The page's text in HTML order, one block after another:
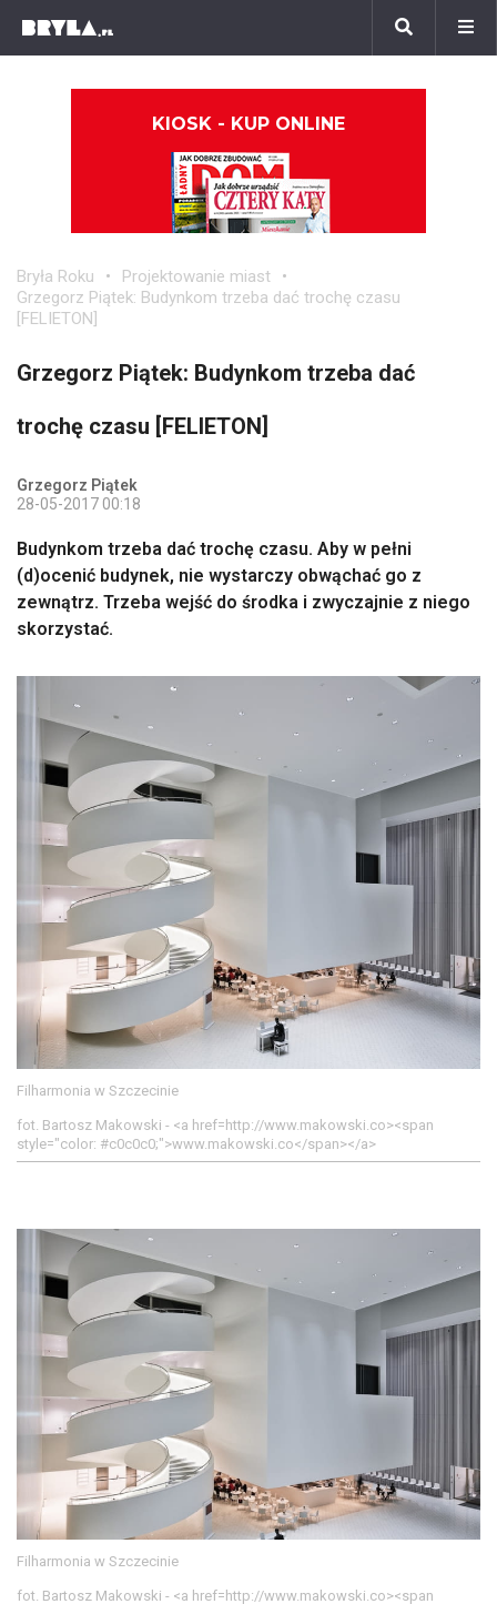
KIOSK - KUP ONLINE
Bryła Roku
Projektowanie miast
Grzegorz Piątek: Budynkom trzeba dać trochę czasu
[FELIETON]
Grzegorz Piątek: Budynkom trzeba dać
trochę czasu [FELIETON]
Grzegorz Piątek
28-05-2017 00:18
Budynkom trzeba dać trochę czasu. Aby w pełni
(d)ocenić budynek, nie wystarczy obwąchać go z
zewnątrz. Trzeba wejść do środka i zwyczajnie z niego
skorzystać.
Filharmonia w Szczecinie
fot. Bartosz Makowski - <a href=http://www.makowski.co><span
style="color: #c0c0c0;">www.makowski.co</span></a>
Filharmonia w Szczecinie
fot. Bartosz Makowski - <a href=http://www.makowski.co><span